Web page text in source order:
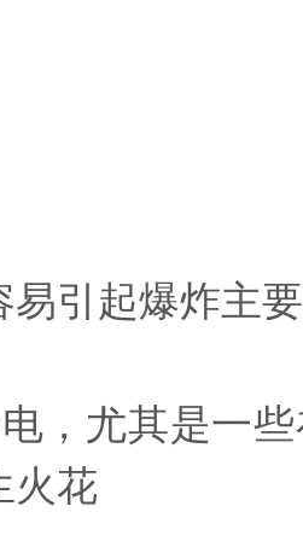
起爆炸主要
尤其是一些
火花